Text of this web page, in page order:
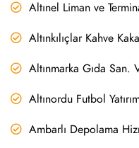
Altınel Liman ve
Altınkılıçlar Kahve
Altınmarka Gıda San.
Altınordu Futbol
Ambarlı Depolama